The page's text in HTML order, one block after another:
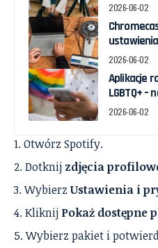
2026-06-02
2026-06-02
Aplikacje
LGBTQ+ –
2026-06-02
Otwórz Spotify.
Dotknij zdjęcia
Wybierz Ustawienia i
Kliknij Pokaż dostępne
Wybierz pakiet i